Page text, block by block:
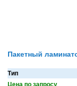
Пакетный
Тип
Цена по запросу